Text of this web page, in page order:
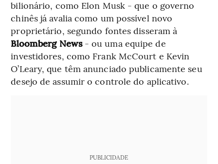
bilionário, como Elon Musk - que o governo
chinês já avalia como um possível novo
proprietário, segundo fontes disseram à
Bloomberg News- ou uma equipe de
investidores, como Frank McCourt e Kevin
O’Leary, que têm anunciado publicamente seu
desejo de assumir o controle do aplicativo.
PUBLICIDADE